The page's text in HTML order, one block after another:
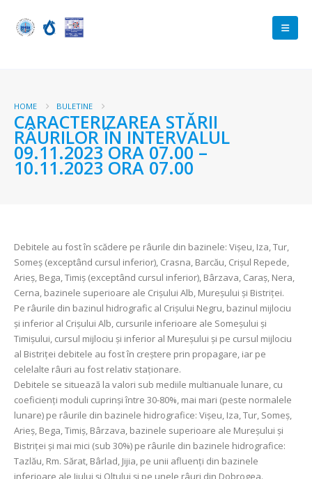
HOME BULETINE
CARACTERIZAREA STĂRII
RÂURILOR ÎN INTERVALUL
09.11.2023 ORA 07.00 –
10.11.2023 ORA 07.00
Debitele au fost în scădere pe râurile din bazinele: Vişeu, Iza, Tur,
Someş (exceptând cursul inferior), Crasna, Barcău, Crişul Repede,
Arieş, Bega, Timiş (exceptând cursul inferior), Bârzava, Caraş, Nera,
Cerna, bazinele superioare ale Crişului Alb, Mureşului şi Bistriței.
Pe râurile din bazinul hidrografic al Crişului Negru, bazinul mijlociu
şi inferior al Crişului Alb, cursurile inferioare ale Someşului şi
Timişului, cursul mijlociu şi inferior al Mureşului şi pe cursul mijlociu
al Bistriței debitele au fost în creştere prin propagare, iar pe
celelalte râuri au fost relativ staționare.
Debitele se situează la valori sub mediile multianuale lunare, cu
coeficienți moduli cuprinși între 30-80%, mai mari (peste normalele
lunare) pe râurile din bazinele hidrografice: Vişeu, Iza, Tur, Someş,
Arieș, Bega, Timiș, Bârzava, bazinele superioare ale Mureșului și
Bistriței și mai mici (sub 30%) pe râurile din bazinele hidrografice:
Tazlău, Rm. Sărat, Bârlad, Jijia, pe unii afluenți din bazinele
inferioare ale Jiului și Oltului și pe unele râuri din Dobrogea.